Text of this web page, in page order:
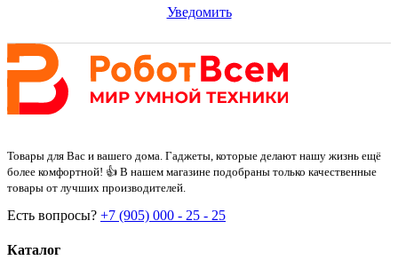
Уведомить
Товары для Вас и вашего дома. Гаджеты, которые делают нашу жизнь ещё
более комфортной! 👍 В нашем магазине подобраны только качественные
товары от лучших производителей.
Есть вопросы? +7 (905) 000 - 25 - 25
Каталог